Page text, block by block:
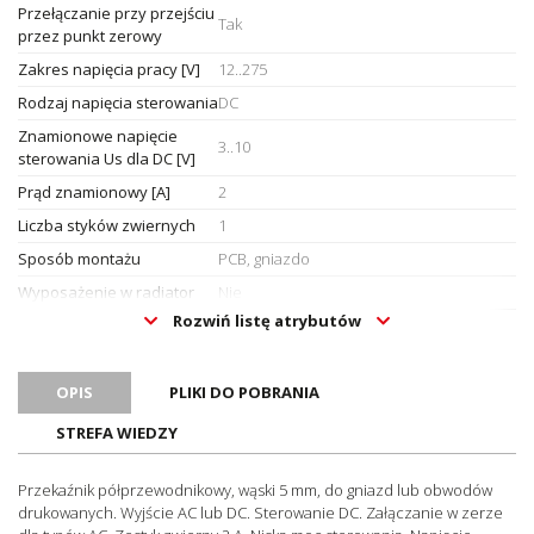
Przełączanie przy przejściu
przez punkt zerowy
Tak
Zakres napięcia pracy [V]
12..275
Rodzaj napięcia sterowaniaDC
Znamionowe napięcie
sterowania Us dla DC [V]
3..10
Prąd znamionowy [A]
2
Liczba styków zwiernych
1
Sposób montażu
PCB, gniazdo
Wyposażenie w radiator
Nie
Jednostka sprzedażowa
Sztuki
Rozwiń listę atrybutów
OPIS
PLIKI DO POBRANIA
STREFA WIEDZY
Przekaźnik półprzewodnikowy, wąski 5 mm, do gniazd lub obwodów
drukowanych. Wyjście AC lub DC. Sterowanie DC. Załączanie w zerze